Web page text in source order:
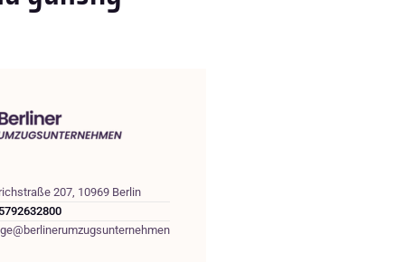
207, 10969 Berlin